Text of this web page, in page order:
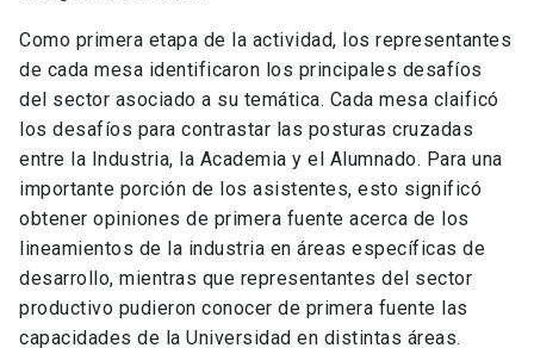
Como primera etapa de la actividad, los representantes
de cada mesa identificaron los principales desafíos
del sector asociado a su temática. Cada mesa claificó
los desafíos para contrastar las posturas cruzadas
entre la Industria, la Academia y el Alumnado. Para una
importante porción de los asistentes, esto significó
obtener opiniones de primera fuente acerca de los
lineamientos de la industria en áreas específicas de
desarrollo, mientras que representantes del sector
productivo pudieron conocer de primera fuente las